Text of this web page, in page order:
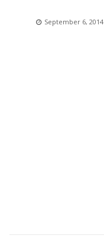
Posted
September 6, 2014